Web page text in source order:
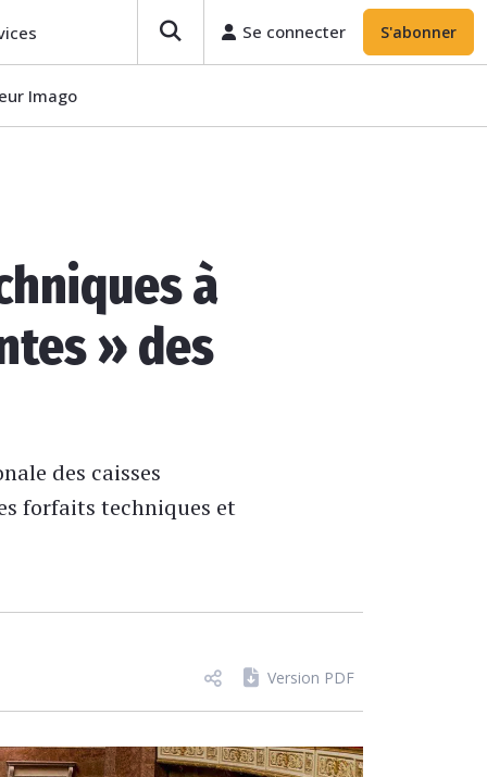
Se connecter S'abonner
Imago
à
» des
des caisses
forfaits techniques et
Version PDF